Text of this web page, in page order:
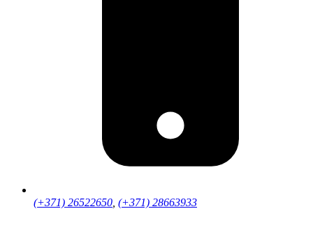
(+371) 26522650, (+371) 28663933